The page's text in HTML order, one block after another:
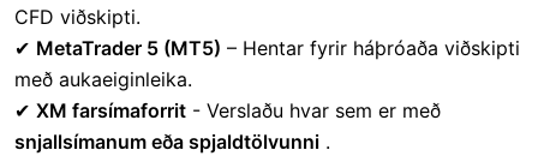
CFD viðskipti.
✔ MetaTrader 5 (MT5) – Hentar fyrir háþróaða viðskipti
með aukaeiginleika.
✔ XM farsímaforrit - Verslaðu hvar sem er með
snjallsímanum eða spjaldtölvunni .